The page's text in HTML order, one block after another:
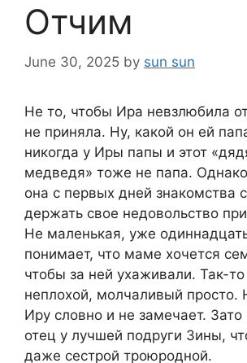
Отчим
June 30, 2025 by sun sun
Не то, чтобы Ира невзлюбила
не приняла. Ну, какой он ей
никогда у Иры папы и этот
медведя» тоже не папа.
она с первых дней знакомства
держать свое недовольство
Не маленькая, уже
понимает, что маме хочется
чтобы за ней ухаживали. Так-
неплохой, молчаливый просто.
Иру словно и не замечает. Зато
отец у лучшей подруги Зины,
даже сестрой троюродной.